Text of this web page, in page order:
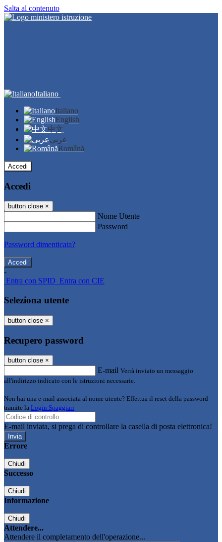
Salta al contenuto
Italiano
Italiano
English
中文
عربى
Română
Accedi
Accedi
button close ×
Nome Utente
Password
Password dimenticata?
-
Entra con SPID Entra con CIE
Seleziona utente
button close ×
Recupero password
button close ×
E-mail Verrà inviato un messaggio
all'indirizzo indicato con le istruzioni necessarie.
Non hai una e-mail associata al nome utente? Effettua il reset della password
tramite la Login Spaggiari
E-mail inviata, si prega di controllare la casella di posta elettronica!
Errore
Chiudi
Successo
Chiudi
Informazione
Chiudi
Attendere...
Attendere il completamento dell'operazione...